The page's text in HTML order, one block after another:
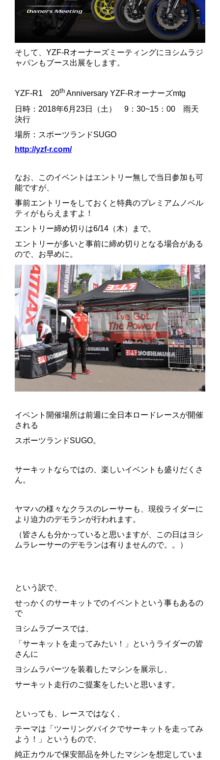
そして、YZF-Rオーナーズミーティングにヨシムラジ
ャパンもブース出展をします。
YZF-R1 20th Anniversary YZF-Rオーナーズmtg
日時：2018年6月23日（土） 9：30~15：00 雨天
決行
場所：スポーツランドSUGO
http://yzf-r.com/
なお、このイベントはエントリー無しで当日参加も可
能ですが、
事前エントリーをしておくと特典のプレミアムノベル
ティがもらえますよ！
エントリー締め切りは6/14（木）まで。
エントリーが多いと事前に締め切りとなる場合がある
ので、お早めに。
イベント開催場所は前週に全日本ロードレースが開催
される
スポーツランドSUGO。
サーキットならではの、楽しいイベントも盛りだくさ
ん。
ヤマハの様々なクラスのレーサーも、現役ライダーに
より迫力のデモランが行われます。
（皆さんも分かっていると思いますが、この日はヨシ
ムラレーサーのデモランは有りませんので。。）
という訳で、
せっかくのサーキットでのイベントという事もあるの
で
ヨシムラブースでは、
「サーキットを走ってみたい！」というライダーの皆
さんに
ヨシムラパーツを装着したマシンを展示し、
サーキット走行のご提案をしたいと思います。
といっても、レースではなく、
テーマは「ツーリングバイクでサーキットを走ってみ
よう！」というもので、
純正カウルで保安部品を外したマシンを想定していま